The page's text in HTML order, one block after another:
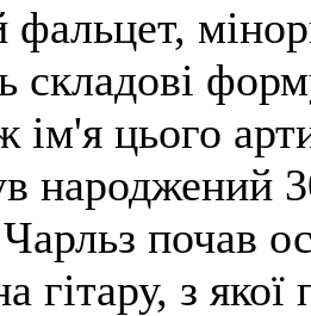
складові
цього
народжений
почав
гітару, з